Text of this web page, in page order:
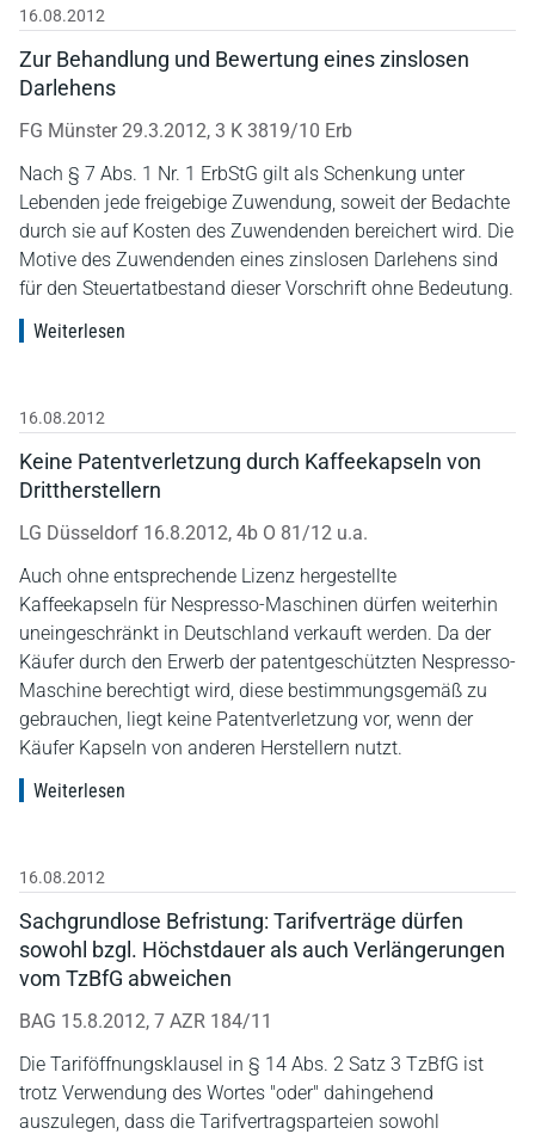
16.08.2012
Zur Behandlung und Bewertung eines zinslosen
Darlehens
FG Münster 29.3.2012, 3 K 3819/10 Erb
Nach § 7 Abs. 1 Nr. 1 ErbStG gilt als Schenkung unter
Lebenden jede freigebige Zuwendung, soweit der Bedachte
durch sie auf Kosten des Zuwendenden bereichert wird. Die
Motive des Zuwendenden eines zinslosen Darlehens sind
für den Steuertatbestand dieser Vorschrift ohne Bedeutung.
Weiterlesen
16.08.2012
Keine Patentverletzung durch Kaffeekapseln von
Drittherstellern
LG Düsseldorf 16.8.2012, 4b O 81/12 u.a.
Auch ohne entsprechende Lizenz hergestellte
Kaffeekapseln für Nespresso-Maschinen dürfen weiterhin
uneingeschränkt in Deutschland verkauft werden. Da der
Käufer durch den Erwerb der patentgeschützten Nespresso-
Maschine berechtigt wird, diese bestimmungsgemäß zu
gebrauchen, liegt keine Patentverletzung vor, wenn der
Käufer Kapseln von anderen Herstellern nutzt.
Weiterlesen
16.08.2012
Sachgrundlose Befristung: Tarifverträge dürfen
sowohl bzgl. Höchstdauer als auch Verlängerungen
vom TzBfG abweichen
BAG 15.8.2012, 7 AZR 184/11
Die Tariföffnungsklausel in § 14 Abs. 2 Satz 3 TzBfG ist
trotz Verwendung des Wortes "oder" dahingehend
auszulegen, dass die Tarifvertragsparteien sowohl